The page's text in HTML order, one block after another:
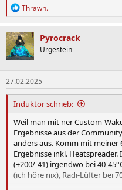
R
k
t
i
o
n
e
n
:
Thrawn.
Pyrocrack
Urgestein
27.02.2025
Induktor schrieb:
Weil man mit ner Custom-
Ergebnisse aus der
anders aus. Komm mit meiner
Ergebnisse inkl.
(+200/-41) irgendwo bei 40-
(ich höre nix), Radi-Lüfter bei